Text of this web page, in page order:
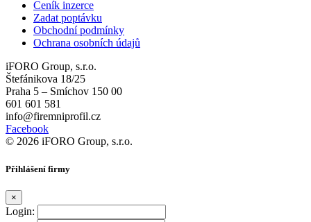
Ceník inzerce
Zadat poptávku
Obchodní podmínky
Ochrana osobních údajů
iFORO Group, s.r.o.
Štefánikova 18/25
Praha 5 – Smíchov 150 00
601 601 581
info@firemniprofil.cz
Facebook
© 2026 iFORO Group, s.r.o.
Přihlášení firmy
×
Login: